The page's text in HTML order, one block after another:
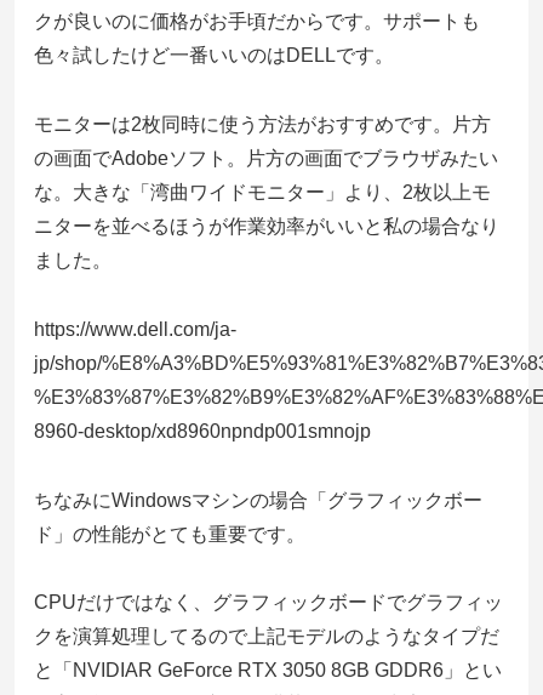
クが良いのに価格がお手頃だからです。サポートも
色々試したけど一番いいのはDELLです。
モニターは2枚同時に使う方法がおすすめです。片方
の画面でAdobeソフト。片方の画面でブラウザみたい
な。大きな「湾曲ワイドモニター」より、2枚以上モ
ニターを並べるほうが作業効率がいいと私の場合なり
ました。
https://www.dell.com/ja-
jp/shop/
8960-desktop/xd8960npndp001smnojp
ちなみにWindowsマシンの場合「グラフィックボー
ド」の性能がとても重要です。
CPUだけではなく、グラフィックボードでグラフィッ
クを演算処理してるので上記モデルのようなタイプだ
と「NVIDIAR GeForce RTX 3050 8GB GDDR6」とい